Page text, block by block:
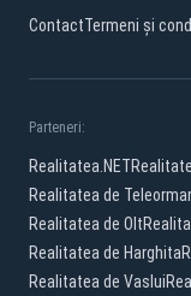
ContactTermeni și
Parteneri:
Realitatea.NET
Realitatea de
Realitatea de Olt
Realitatea de Harghita
Realitatea de Vaslui